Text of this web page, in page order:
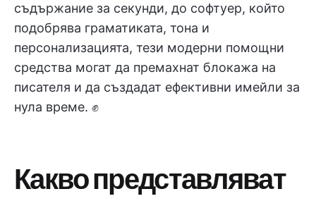
съдържание за секунди, до софтуер, който
подобрява граматиката, тона и
персонализацията, тези модерни помощни
средства могат да премахнат блокажа на
писателя и да създадат ефективни имейли за
нула време. ✊
Какво представляват